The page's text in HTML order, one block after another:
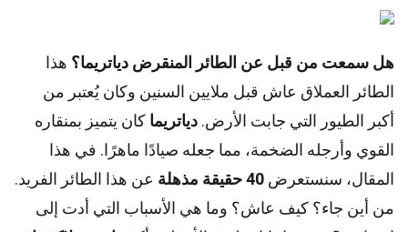
هل سمعت من قبل عن الطائر المنقرض دياتريما؟ هذا
الطائر العملاق عاش قبل ملايين السنين وكان يُعتبر من
أكبر الطيور التي جابت الأرض. دياتريما كان يتميز بمنقاره
القوي وأرجله الضخمة، مما جعله صيادًا ماهرًا. في هذا
المقال، سنستعرض 40 حقيقة مذهلة
عن هذا الطائر الفريد.
من أين جاء؟ كيف عاش؟ وما هي الأسباب التي أدت إلى